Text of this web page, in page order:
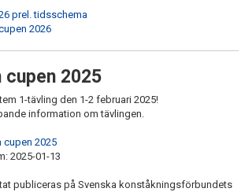
prel. tidsschema
2026
cupen 2025
1-tävling den 1-2 februari 2025!
information om tävlingen.
cupen 2025
2025-01-13
publiceras på Svenska konståkningsförbundets